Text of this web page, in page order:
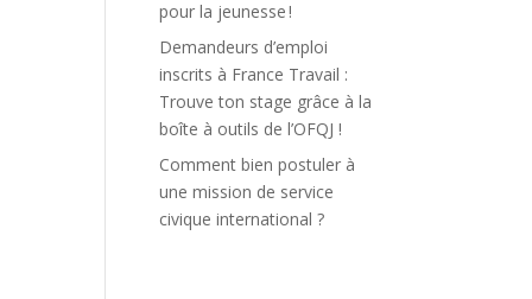
pour la jeunesse !
Demandeurs d’emploi
inscrits à France Travail :
Trouve ton stage grâce à la
boîte à outils de l’OFQJ !
Comment bien postuler à
une mission de service
civique international ?